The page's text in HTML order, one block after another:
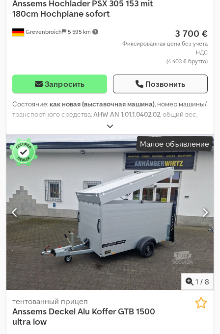
Grevenbroich 5 595 km
Anssems Hochlader PSX 305 153 mit
180cm Hochplane sofort
3 700 €
Фиксированная цена без учета
НДС
(4 403 € брутто)
Запросить Позвонить
Состояние: как новая (выставочная машина), номер машины/
транспортного средства:AHW AN 1.01.1.0402.02, общий вес:
, длина грузового отсека:
пространства для загрузки:1 530 мм, высота грузового
отсека:1 800 мм, Малое объявление
1 / 8
тентованный прицеп
Anssems Deckel Alu Koffer GTB 1500
ultra low